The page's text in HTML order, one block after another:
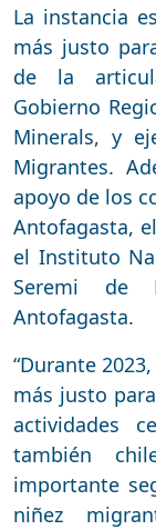
La instancia
más justo
de la
Gobierno
Minerals, y
Migrantes.
apoyo de los
Antofagasta,
el Instituto
Seremi de
Antofagasta.
“Durante
más justo
actividades
también
importante
niñez